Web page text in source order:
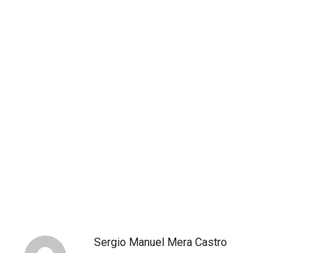
Sergio Manuel Mera Castro